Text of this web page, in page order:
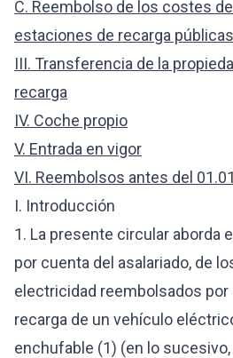
C. Reembolso de los costes
estaciones de recarga públicas
III. Transferencia de la
recarga
IV. Coche propio
V. Entrada en vigor
VI. Reembolsos antes del
I. Introducción
1. La presente circular aborda
por cuenta del asalariado, de
electricidad reembolsados por
recarga de un vehículo
enchufable (1) (en lo